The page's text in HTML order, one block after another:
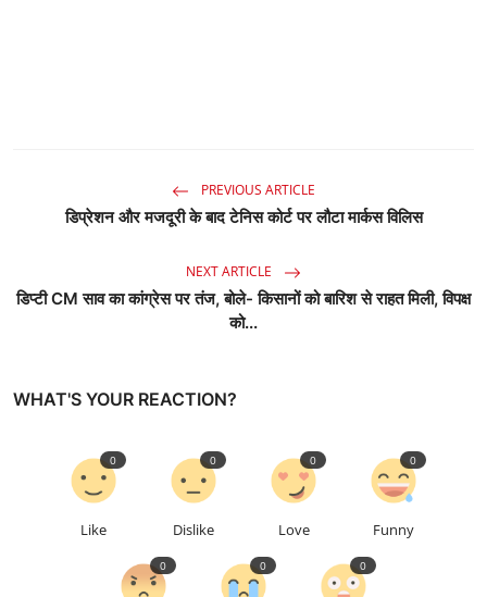
PREVIOUS ARTICLE
डिप्रेशन और मजदूरी के बाद टेनिस कोर्ट पर लौटा मार्कस विलिस
NEXT ARTICLE
डिप्टी CM साव का कांग्रेस पर तंज, बोले- किसानों को बारिश से राहत मिली, विपक्ष
को...
WHAT'S YOUR REACTION?
Like
0
Dislike
0
Love
0
Funny
0
0 0 0